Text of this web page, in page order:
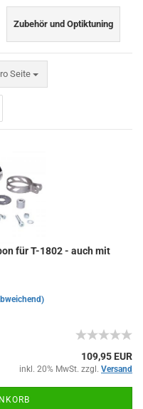
Zubehör und Optiktuning
Seite
Seite
für T-1802 - auch mit
109,95 EUR
inkl. 20% MwSt. zzgl. Versand